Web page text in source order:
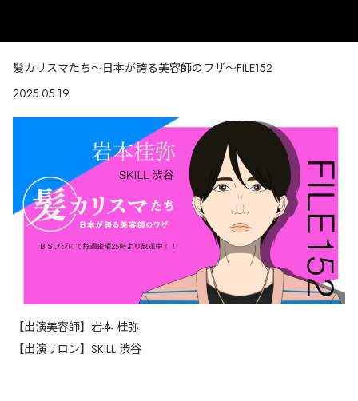
髪カリスマたち～日本が誇る美容師のワザ～FILE152
2025.05.19
【出演美容師】岩本 桂弥
【出演サロン】SKILL 渋谷